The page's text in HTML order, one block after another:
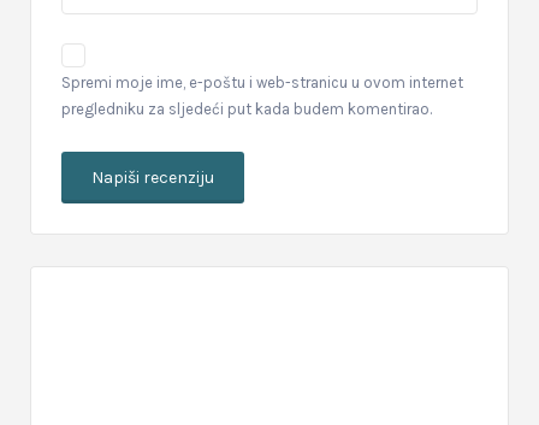
Spremi moje ime, e-poštu i web-stranicu u ovom internet
pregledniku za sljedeći put kada budem komentirao.